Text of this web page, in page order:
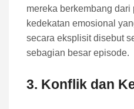
mereka berkembang
kedekatan emosional
secara eksplisit disebut
sebagian besar episode.
3. Konflik dan